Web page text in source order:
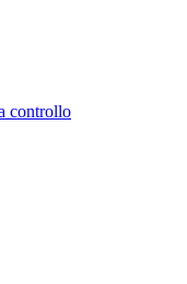
controllo